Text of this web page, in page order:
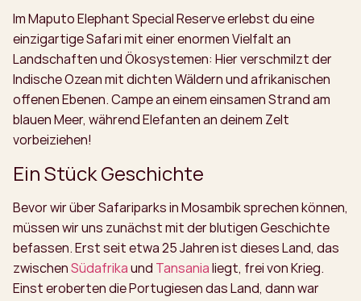
Im Maputo Elephant Special Reserve erlebst du eine
einzigartige Safari mit einer enormen Vielfalt an
Landschaften und Ökosystemen: Hier verschmilzt der
Indische Ozean mit dichten Wäldern und afrikanischen
offenen Ebenen. Campe an einem einsamen Strand am
blauen Meer, während Elefanten an deinem Zelt
vorbeiziehen!
Ein Stück Geschichte
Bevor wir über Safariparks in Mosambik sprechen können,
müssen wir uns zunächst mit der blutigen Geschichte
befassen. Erst seit etwa 25 Jahren ist dieses Land, das
zwischenSüdafrikaund Tansanialiegt, frei von Krieg.
Einst eroberten die Portugiesen das Land, dann war